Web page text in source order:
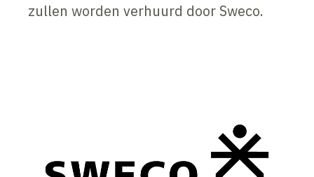
zullen worden verhuurd door Sweco.